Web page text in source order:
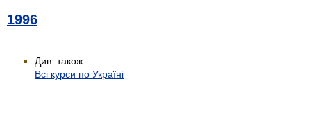
1996
Див. також:
Всі курси по Україні